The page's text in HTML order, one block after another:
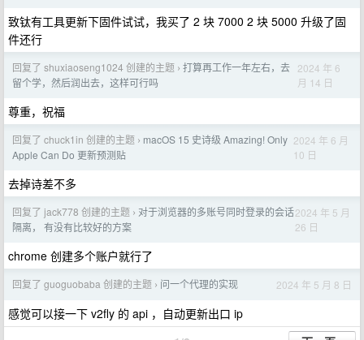
致钛有工具更新下固件试试，我买了 2 块 7000 2 块 5000 升级了固
件还行
回复了 shuxiaoseng1024 创建的主题 › 打算再工作一年左右，去
留个学，然后润出去，这样可行吗
2024 年 6
月 14 日
尊重，祝福
回复了 chuck1in 创建的主题 › macOS 15 史诗级 Amazing! Only
Apple Can Do 更新预测贴
2024 年 6 月
10 日
去掉诗差不多
回复了 jack778 创建的主题 › 对于浏览器的多账号同时登录的会话
隔离， 有没有比较好的方案
2024 年 5 月
26 日
chrome 创建多个账户就行了
回复了 guoguobaba 创建的主题 › 问一个代理的实现 2024 年 5 月 8 日
感觉可以接一下 v2fly 的 api ，自动更新出口 ip